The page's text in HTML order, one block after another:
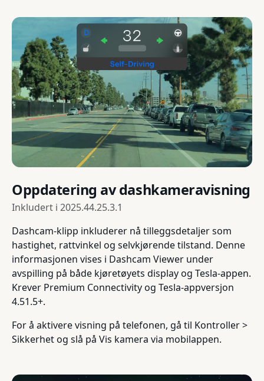
Oppdatering av dashkameravisning
Inkludert i 2025.44.25.3.1
Dashcam-klipp inkluderer nå tilleggsdetaljer som
hastighet, rattvinkel og selvkjørende tilstand. Denne
informasjonen vises i Dashcam Viewer under
avspilling på både kjøretøyets display og Tesla-appen.
Krever Premium Connectivity og Tesla-appversjon
4.51.5+.
For å aktivere visning på telefonen, gå til Kontroller >
Sikkerhet og slå på Vis kamera via mobilappen.